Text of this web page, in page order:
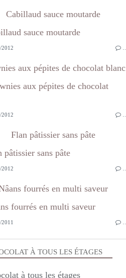
À TOUS LES ÉTAGES
Cabillaud sauce moutarde
2012
aux pépites de chocolat blanc
2012
Flan pâtissier sans pâte
2012
fourrés en multi saveur